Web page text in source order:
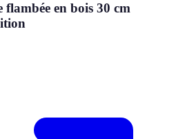
en bois 30 cm